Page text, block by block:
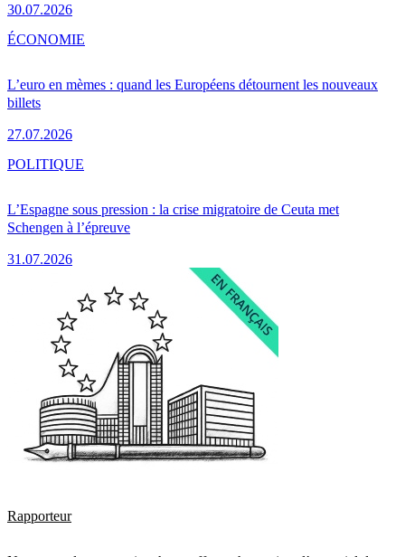
30.07.2026
L’euro en mèmes : quand les Européens détournent les nouveaux
billets
27.07.2026
ÉCONOMIE
L’Espagne sous pression : la crise migratoire de Ceuta met
Schengen à l’épreuve
31.07.2026
POLITIQUE
Rapporteur